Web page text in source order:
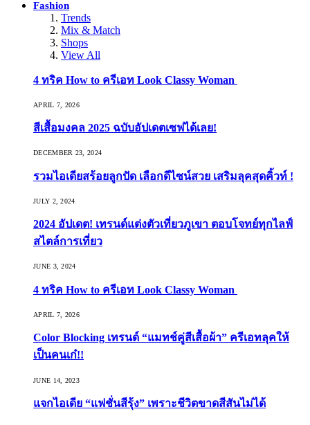
Fashion
Trends
Mix & Match
Shops
View All
4 ทริค How to ครีเอท Look Classy Woman
APRIL 7, 2026
สีเสื้อมงคล 2025 ฉบับอัปเดตเซฟได้เลย!
DECEMBER 23, 2024
รวมไอเดียสร้อยลูกปัด เลือกดีไซน์สวย เสริมลุคสุดคิ้วท์ !
JULY 2, 2024
2024 อัปเดต! เทรนด์แต่งตัวเที่ยวภูเขา ตอบโจทย์ทุกไลฟ์
สไตล์การเที่ยว
JUNE 3, 2024
4 ทริค How to ครีเอท Look Classy Woman
APRIL 7, 2026
Color Blocking เทรนด์ “แมทช์คู่สีเสื้อผ้า” ครีเอทลุคให้
เป็นคนเก๋!!
JUNE 14, 2023
แจกไอเดีย “แฟชั่นสีรุ้ง” เพราะชีวิตขาดสีสันไม่ได้